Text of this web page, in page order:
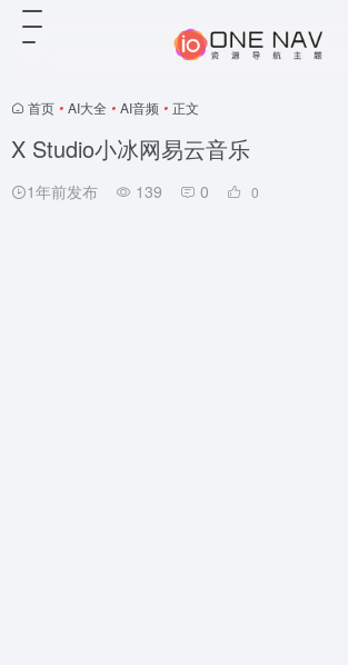
首页 • AI大全 • AI音频 • 正文
X Studio小冰网易云音乐
1年前发布 139 0 0